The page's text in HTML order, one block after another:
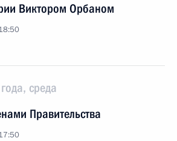
Виктором Орбаном
среда
Правительства